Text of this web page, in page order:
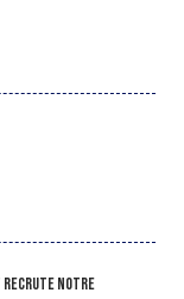
recrute notre